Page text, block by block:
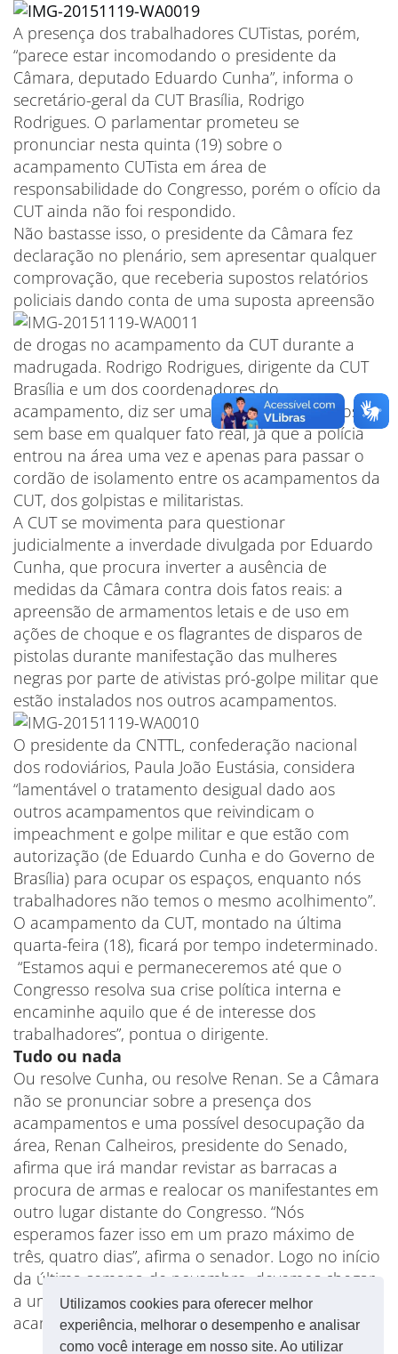
Utilizamos cookies para oferecer melhor
experiência, melhorar o desempenho e analisar
como você interage em nosso site. Ao utilizar
A presença dos trabalhadores CUTistas, porém,
“parece estar incomodando o presidente da
Câmara, deputado Eduardo Cunha”, informa o
secretário-geral da CUT Brasília, Rodrigo
Rodrigues. O parlamentar prometeu se
pronunciar nesta quinta (19) sobre o
acampamento CUTista em área de
responsabilidade do Congresso, porém o ofício da
CUT ainda não foi respondido.
Não bastasse isso, o presidente da Câmara fez
declaração no plenário, sem apresentar qualquer
comprovação, que receberia supostos relatórios
policiais dando conta de uma suposta apreensão
de drogas no acampamento da CUT durante a
madrugada. Rodrigo Rodrigues, dirigente da CUT
Brasília e um dos coordenadores do
acampamento, diz ser uma afirmação mentirosa,
sem base em qualquer fato real, já que a polícia
entrou na área uma vez e apenas para passar o
cordão de isolamento entre os acampamentos da
CUT, dos golpistas e militaristas.
A CUT se movimenta para questionar
judicialmente a inverdade divulgada por Eduardo
Cunha, que procura inverter a ausência de
medidas da Câmara contra dois fatos reais: a
apreensão de armamentos letais e de uso em
ações de choque e os flagrantes de disparos de
pistolas durante manifestação das mulheres
negras por parte de ativistas pró-golpe militar que
estão instalados nos outros acampamentos.
O presidente da CNTTL, confederação nacional
dos rodoviários, Paula João Eustásia, considera
“lamentável o tratamento desigual dado aos
outros acampamentos que reivindicam o
impeachment e golpe militar e que estão com
autorização (de Eduardo Cunha e do Governo de
Brasília) para ocupar os espaços, enquanto nós
trabalhadores não temos o mesmo acolhimento”.
O acampamento da CUT, montado na última
quarta-feira (18), ficará por tempo indeterminado.
“Estamos aqui e permaneceremos até que o
Congresso resolva sua crise política interna e
encaminhe aquilo que é de interesse dos
trabalhadores”, pontua o dirigente.
Tudo ou nada
Ou resolve Cunha, ou resolve Renan. Se a Câmara
não se pronunciar sobre a presença dos
acampamentos e uma possível desocupação da
área, Renan Calheiros, presidente do Senado,
afirma que irá mandar revistar as barracas a
procura de armas e realocar os manifestantes em
outro lugar distante do Congresso. “Nós
esperamos fazer isso em um prazo máximo de
três, quatro dias”, afirma o senador. Logo no início
da última semana de novembro, devemos chegar
a um desfecho sobre as autorizações dos
acampamentos.